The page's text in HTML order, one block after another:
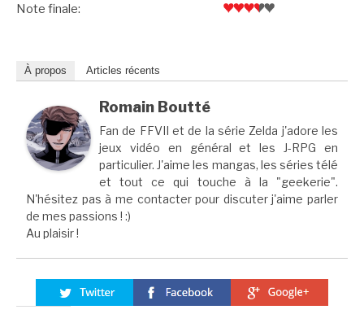
Note finale:
À propos Articles récents
Romain Boutté
Fan de FFVII et de la série Zelda j'adore les
jeux vidéo en général et les J-RPG en
particulier. J'aime les mangas, les séries télé
et tout ce qui touche à la "geekerie".
N'hésitez pas à me contacter pour discuter j'aime parler
de mes passions ! :)
Au plaisir !